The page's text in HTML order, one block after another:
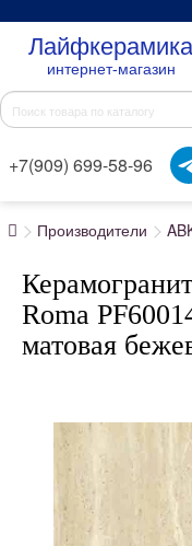
интернет-магазин
+7(909) 699-58-96
Производители
Roma
матовая